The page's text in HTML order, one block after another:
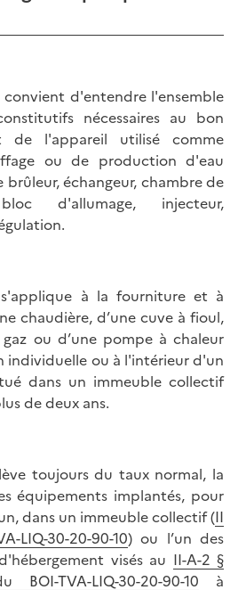
convient d'entendre l'ensemble
nécessaires au bon
de l'appareil utilisé comme
ou de production d'eau
brûleur, échangeur, chambre de
d'allumage, injecteur,
à la fourniture et à
chaudière, d’une cuve à fioul,
ou d’une pompe à chaleur
individuelle ou à l'intérieur d'un
dans un immeuble collectif
de deux ans.
toujours du taux normal, la
équipements implantés, pour
dans un immeuble collectif (II
LIQ-30-20-90-10) ou l’un des
visés au II-A-2 §
TVA-LIQ-30-20-90-10 à